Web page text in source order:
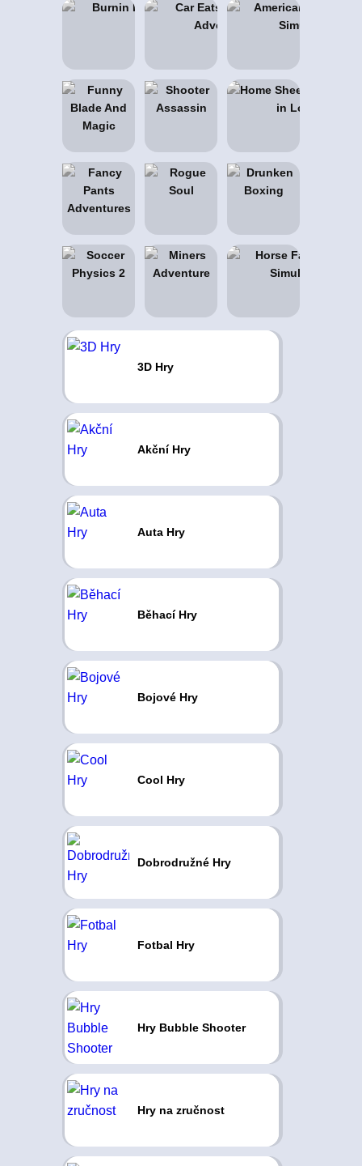
3D Hry
Akční Hry
Auta Hry
Běhací Hry
Bojové Hry
Cool Hry
Dobrodružné Hry
Fotbal Hry
Hry Bubble Shooter
Hry na zručnost